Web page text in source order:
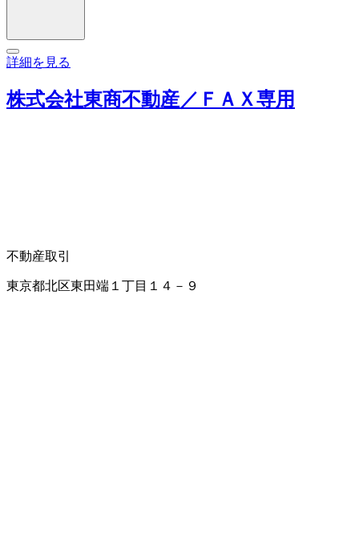
詳細を見る
株式会社東商不動産／ＦＡＸ専用
不動産取引
東京都北区東田端１丁目１４－９